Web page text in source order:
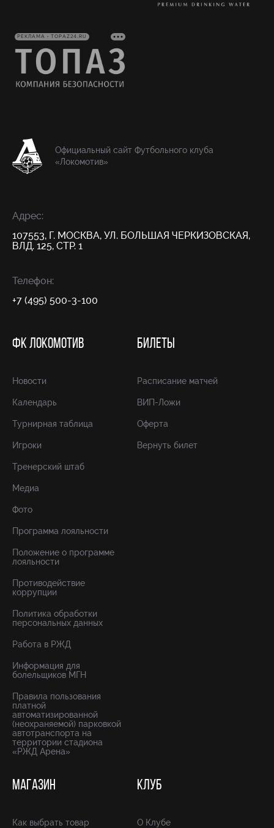
РЕКЛАМА • TOPAZ24.RU
Официальный сайт Футбольного клуба
«Локомотив»
Адрес:
107553, Г. МОСКВА, УЛ. БОЛЬШАЯ ЧЕРКИЗОВСКАЯ,
ВЛД. 125, СТР. 1
Телефон:
+7 (495) 500-3-100
ФК ЛОКОМОТИВ
Новости
Календарь
Турнирная таблица
Игроки
Тренерский штаб
Медиа
Фото
Программа лояльности
Положение о программе
лояльности
Противодействие
коррупции
Политика обработки
персональных данных
Работа в РЖД
Информация для
болельщиков МГН
Правила пользования
платной
автоматизированной
(неохраняемой) парковкой
автотранспорта на
территории стадиона
«РЖД Арена»
БИЛЕТЫ
Расписание матчей
ВИП-Ложи
Оферта
Вернуть билет
МАГАЗИН
Как выбрать товар
КЛУБ
О Клубе